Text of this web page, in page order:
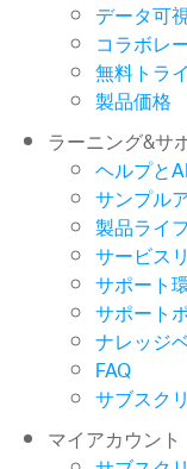
データ可
コラボレ
無料トラ
製品価格
ラーニング&サ
ヘルプと
サンプル
製品ライ
サービス
サポート
サポート
ナレッジ
FAQ
サブスク
マイアカウント